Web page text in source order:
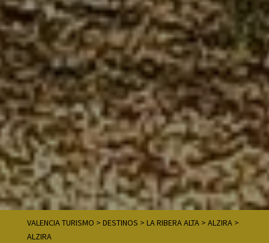
VALENCIA TURISMO > DESTINOS > LA RIBERA ALTA> ALZIRA>
ALZIRA